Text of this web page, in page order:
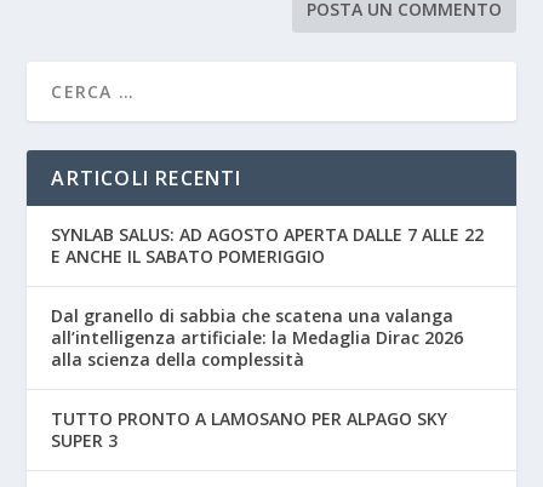
ARTICOLI RECENTI
SYNLAB SALUS: AD AGOSTO APERTA DALLE 7 ALLE 22
E ANCHE IL SABATO POMERIGGIO
Dal granello di sabbia che scatena una valanga
all’intelligenza artificiale: la Medaglia Dirac 2026
alla scienza della complessità
TUTTO PRONTO A LAMOSANO PER ALPAGO SKY
SUPER 3